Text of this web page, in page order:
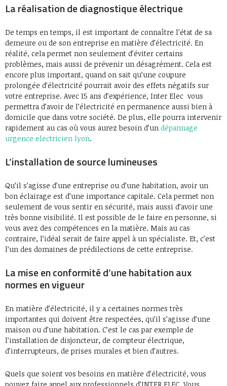
La réalisation de diagnostique électrique
De temps en temps, il est important de connaître l’état de sa
demeure ou de son entreprise en matière d’électricité. En
réalité, cela permet non seulement d’éviter certains
problèmes, mais aussi de prévenir un désagrément. Cela est
encore plus important, quand on sait qu’une coupure
prolongée d’électricité pourrait avoir des effets négatifs sur
votre entreprise. Avec 15 ans d’expérience, Inter Elec vous
permettra d’avoir de l’électricité en permanence aussi bien à
domicile que dans votre société. De plus, elle pourra intervenir
rapidement au cas où vous aurez besoin d’un dépannage
urgence electricien lyon.
L’installation de source lumineuses
Qu’il s’agisse d’une entreprise ou d’une habitation, avoir un
bon éclairage est d’une importance capitale. Cela permet non
seulement de vous sentir en sécurité, mais aussi d’avoir une
très bonne visibilité. Il est possible de le faire en personne, si
vous avez des compétences en la matière. Mais au cas
contraire, l’idéal serait de faire appel à un spécialiste. Et, c’est
l’un des domaines de prédilections de cette entreprise.
La mise en conformité d’une habitation aux
normes en vigueur
En matière d’électricité, il y a certaines normes très
importantes qui doivent être respectées, qu’il s’agisse d’une
maison ou d’une habitation. C’est le cas par exemple de
l’installation de disjoncteur, de compteur électrique,
d’interrupteurs, de prises murales et bien d’autres.
Quels que soient vos besoins en matière d’électricité, vous